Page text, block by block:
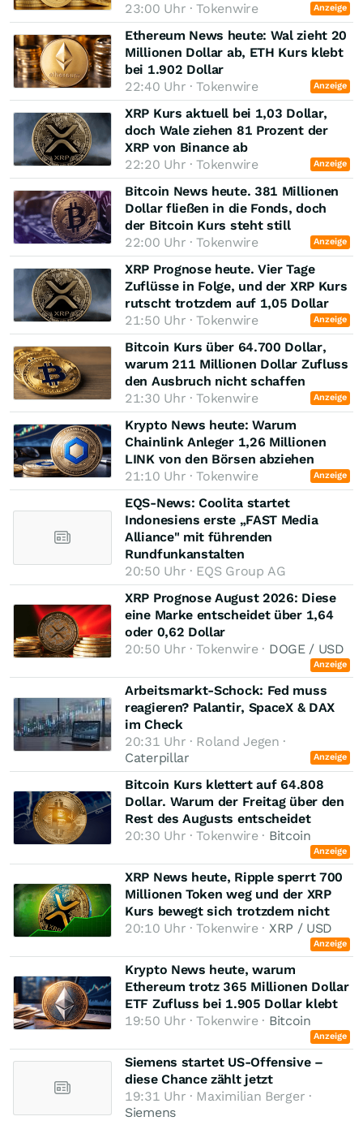
23:00 Uhr · Tokenwire
Anzeige
Ethereum News heute: Wal zieht 20
Millionen Dollar ab, ETH Kurs klebt
bei 1.902 Dollar
22:40 Uhr · Tokenwire
Anzeige
XRP Kurs aktuell bei 1,03 Dollar,
doch Wale ziehen 81 Prozent der
XRP von Binance ab
22:20 Uhr · Tokenwire
Anzeige
Bitcoin News heute. 381 Millionen
Dollar fließen in die Fonds, doch
der Bitcoin Kurs steht still
22:00 Uhr · Tokenwire
Anzeige
XRP Prognose heute. Vier Tage
Zuflüsse in Folge, und der XRP Kurs
rutscht trotzdem auf 1,05 Dollar
21:50 Uhr · Tokenwire
Anzeige
Bitcoin Kurs über 64.700 Dollar,
warum 211 Millionen Dollar Zufluss
den Ausbruch nicht schaffen
21:30 Uhr · Tokenwire
Anzeige
Krypto News heute: Warum
Chainlink Anleger 1,26 Millionen
LINK von den Börsen abziehen
21:10 Uhr · Tokenwire
Anzeige
EQS-News: Coolita startet
Indonesiens erste „FAST Media
Alliance" mit führenden
Rundfunkanstalten
20:50 Uhr · EQS Group AG
XRP Prognose August 2026: Diese
eine Marke entscheidet über 1,64
oder 0,62 Dollar
20:50 Uhr · Tokenwire · DOGE / USD
Anzeige
Arbeitsmarkt-Schock: Fed muss
reagieren? Palantir, SpaceX & DAX
im Check
20:31 Uhr · Roland Jegen ·
Caterpillar
Anzeige
Bitcoin Kurs klettert auf 64.808
Dollar. Warum der Freitag über den
Rest des Augusts entscheidet
20:30 Uhr · Tokenwire · Bitcoin
Anzeige
XRP News heute, Ripple sperrt 700
Millionen Token weg und der XRP
Kurs bewegt sich trotzdem nicht
20:10 Uhr · Tokenwire · XRP / USD
Anzeige
Krypto News heute, warum
Ethereum trotz 365 Millionen Dollar
ETF Zufluss bei 1.905 Dollar klebt
19:50 Uhr · Tokenwire · Bitcoin
Anzeige
Siemens startet US-Offensive –
diese Chance zählt jetzt
19:31 Uhr · Maximilian Berger ·
Siemens